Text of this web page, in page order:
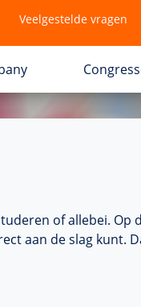
Veelgestelde vragen
of allebei. Op
aan de slag kunt.